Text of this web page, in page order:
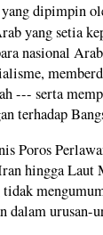
dipimpin
yang setia
nasional
--- serta
terhadap
Poros
hingga Laut
dalam urusan-